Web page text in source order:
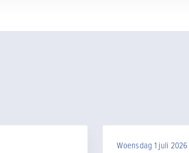
Woensdag 1 juli 2026